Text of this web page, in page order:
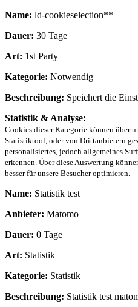
Name: ld-cookieselection**
Dauer: 30 Tage
Art: 1st Party
Kategorie: Notwendig
Beschreibung: Speichert die
Statistik & Analyse:
Cookies dieser Kategorie können über
Statistiktool, oder von Drittanbietern
personalisiertes, jedoch allgemeines
erkennen. Über diese Auswertung
besser für unsere Besucher optimieren.
Name: Statistik test
Anbieter: Matomo
Dauer: 0 Tage
Art: Statistik
Kategorie: Statistik
Beschreibung: Statistik test